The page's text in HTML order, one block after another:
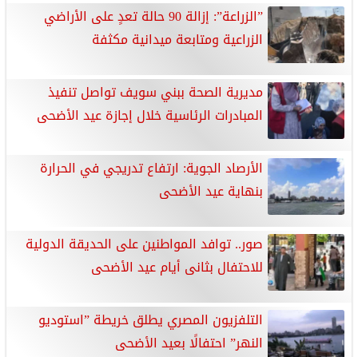
”الزراعة”: إزالة 90 حالة تعدٍ على الأراضي
الزراعية ومتابعة ميدانية مكثفة
مديرية الصحة ببني سويف تواصل تنفيذ
المبادرات الرئاسية خلال إجازة عيد الأضحى
الأرصاد الجوية: ارتفاع تدريجي في الحرارة
بنهاية عيد الأضحى
صور.. توافد المواطنين على الحديقة الدولية
للاحتفال بثانى أيام عيد الأضحى
التلفزيون المصري يطلق خريطة ”استوديو
النهر” احتفالًا بعيد الأضحى